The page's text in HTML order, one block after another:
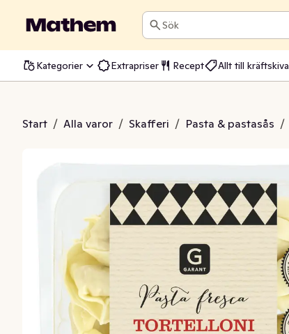
Sök
Kategorier Extrapriser Recept Allt till
Start / Alla varor / Skafferi / Pasta & pastasås /
Aubergine